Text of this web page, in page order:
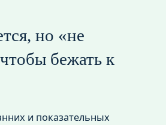
но «не
бежать к
и показательных